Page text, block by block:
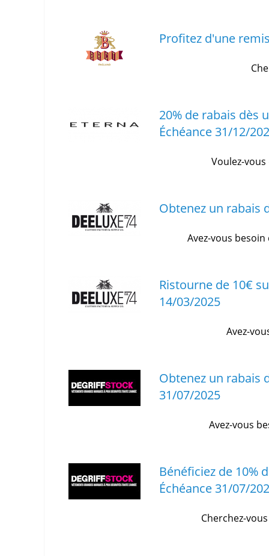
Profitez d'une
20% de rabais dès
Échéance 31/12/
Voulez-
Obtenez un rabais
Avez-vous
Ristourne de 10€
14/03/2025
Avez-
Obtenez un rabais
31/07/2025
Avez-vous
Bénéficiez de 10%
Échéance 31/07/
Cherchez-